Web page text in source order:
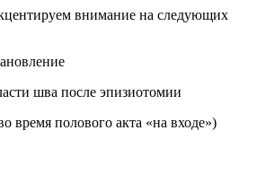
внимание на следующих
шва после эпизиотомии
время полового акта «на входе»)